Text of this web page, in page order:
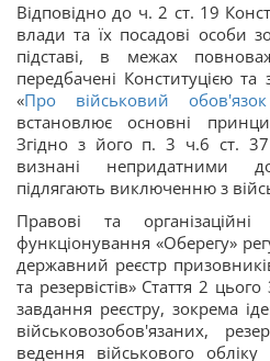
Відповідно до ч. 2 ст. 19
влади та їх посадові особи
підставі, в межах
передбачені Конституцією
«Про військовий
встановлює основні
Згідно з його п. 3 ч.6 ст. 37
визнані непридатними
підлягають виключенню з
Правові та
функціонування «Оберегу»
державний реєстр
та резервістів» Стаття 2
завдання реєстру, зокрема
військовозобов'язаних,
ведення військового